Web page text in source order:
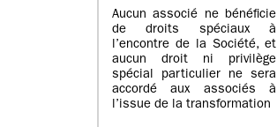
Aucun associé ne bénéficie
de droits spéciaux à
l’encontre de la Société, et
aucun droit ni privilège
spécial particulier ne sera
accordé aux associés à
l’issue de la transformation